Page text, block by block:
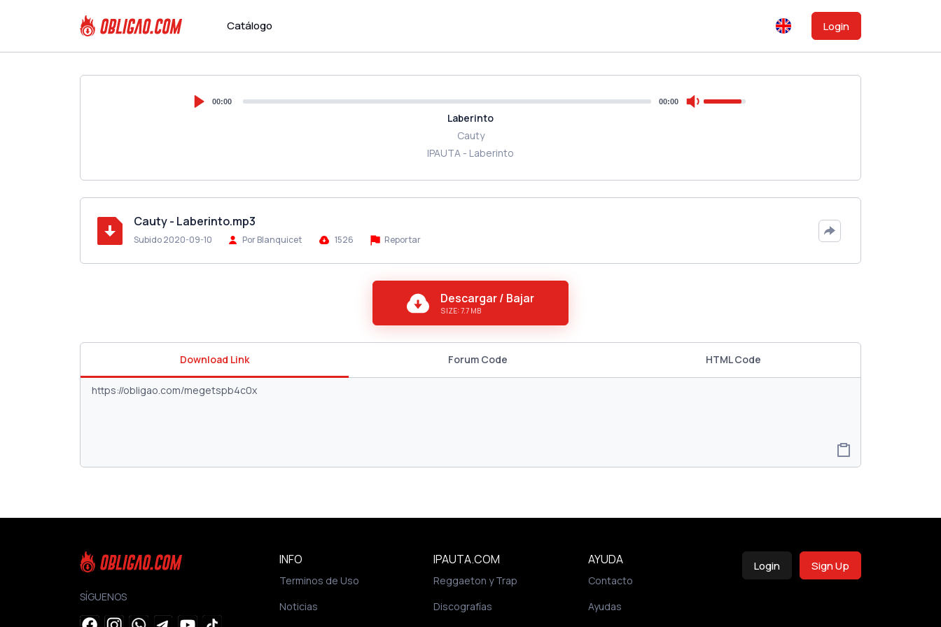
Catálogo Login
00:00 00:00
Laberinto
Cauty
IPAUTA - Laberinto
Cauty - Laberinto.mp3
Subido 2020-09-10 Por Blanquicet 1526 Reportar
Descargar / Bajar
SIZE: 7.7 MB
Download Link Forum Code HTML Code
SÍGUENOS
INFO
Terminos de Uso
Noticias
IPAUTA.COM
Reggaeton y Trap
Discografías
AYUDA
Contacto
Ayudas
Login Sign Up